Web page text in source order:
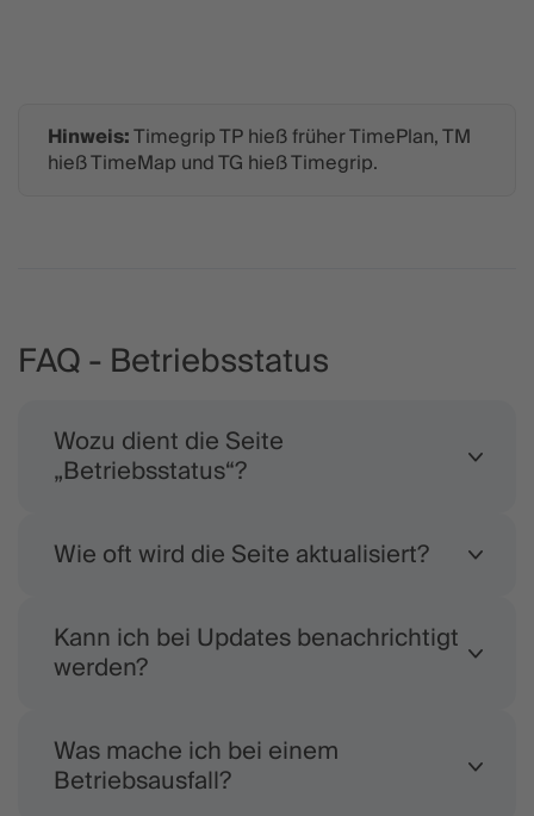
Hinweis:Timegrip TP hieß früher TimePlan, TM
hieß TimeMap und TG hieß Timegrip.
FAQ - Betriebsstatus
Wozu dient die Seite
„Betriebsstatus“?
Die Seite „Betriebsstatus“ bietet Echtzeit-
Wie oft wird die Seite aktualisiert?
Die Seite wird automatisch und in Echtzeit
aktualisiert.
Kann ich bei Updates benachrichtigt
werden?
Sie haben die Möglichkeit, E-Mail-Updates und
Benachrichtigungen über geplante
Was mache ich bei einem
Betriebsausfall?